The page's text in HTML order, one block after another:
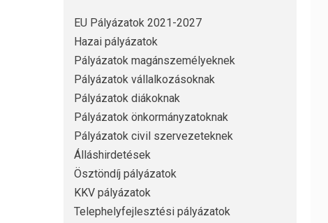
EU Pályázatok 2021-2027
Hazai pályázatok
Pályázatok magánszemélyeknek
Pályázatok vállalkozásoknak
Pályázatok diákoknak
Pályázatok önkormányzatoknak
Pályázatok civil szervezeteknek
Álláshirdetések
Ösztöndíj pályázatok
KKV pályázatok
Telephelyfejlesztési pályázatok